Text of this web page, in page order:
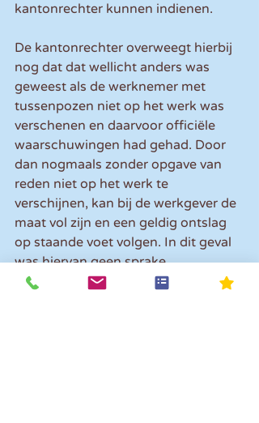
kantonrechter kunnen indienen.
De kantonrechter overweegt hierbij
nog dat dat wellicht anders was
geweest als de werknemer met
tussenpozen niet op het werk was
verschenen en daarvoor officiële
waarschuwingen had gehad. Door
dan nogmaals zonder opgave van
reden niet op het werk te
verschijnen, kan bij de werkgever de
maat vol zijn en een geldig ontslag
op staande voet volgen. In dit geval
was hiervan geen sprake.